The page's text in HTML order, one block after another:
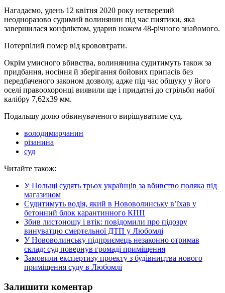
Нагадаємо, удень 12 квітня 2020 року нетверезий
неодноразово судимий волинянин під час пиятики, яка
завершилася конфліктом, ударив ножем 48-річного знайомого.
Потерпілий помер від крововтрати.
Окрім умисного вбивства, волинянина судитимуть також за
придбання, носіння й зберігання бойових припасів без
передбаченого законом дозволу, адже під час обшуку у його
оселі правоохоронці виявили ще і придатні до стрільби набої
калібру 7,62х39 мм.
Подальшу долю обвинуваченого вирішуватиме суд.
володимирчанин
різанина
суд
Читайте також:
У Польщі судять трьох українців за вбивство поляка під
магазином
Судитимуть водія, який в Нововолинську в’їхав у
бетонний блок карантинного КПП
Збив листоношу і втік: повідомили про підозру
винуватцю смертельної ДТП у Любомлі
У Нововолинську підприємець незаконно отримав
склад: суд повернув громаді приміщення
Замовили експертизу проекту з будівництва нового
приміщення суду в Любомлі
Залишити коментар